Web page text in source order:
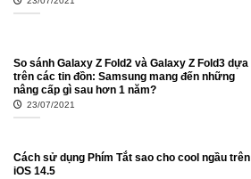
So sánh Galaxy Z Fold2 và Galaxy Z Fold3 dựa
trên các tin đồn: Samsung mang đến những
nâng cấp gì sau hơn 1 năm?
23/07/2021
Cách sử dụng Phím Tắt sao cho cool ngầu trên
iOS 14.5